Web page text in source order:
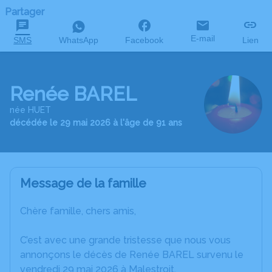
Partager
SMS WhatsApp Facebook E-mail Lien
Renée BAREL
née HUET
décédée le 29 mai 2026 à l'âge de 91 ans
Message de la famille
Chère famille, chers amis,
C’est avec une grande tristesse que nous vous
annonçons le décès de Renée BAREL survenu le
vendredi 29 mai 2026 à Malestroit.